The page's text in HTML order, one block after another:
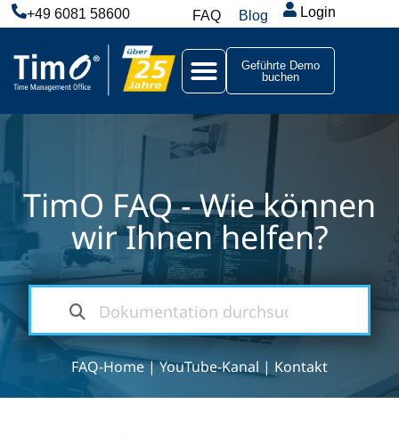
+49 6081 58600 FAQ Blog Login
Geführte Demo
buchen
TimO FAQ - Wie können
wir Ihnen helfen?
FAQ-Home|YouTube-Kanal | Kontakt